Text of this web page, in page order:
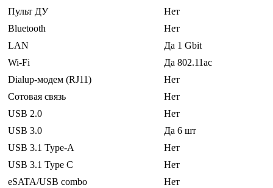
Пульт ДУ
Нет
Bluetooth
Нет
LAN
Да 1 Gbit
Wi-Fi
Да 802.11ac
Dialup-модем (RJ11)
Нет
Сотовая связь
Нет
USB 2.0
Нет
USB 3.0
Да 6 шт
USB 3.1 Type-A
Нет
USB 3.1 Type C
Нет
eSATA/USB combo
Нет